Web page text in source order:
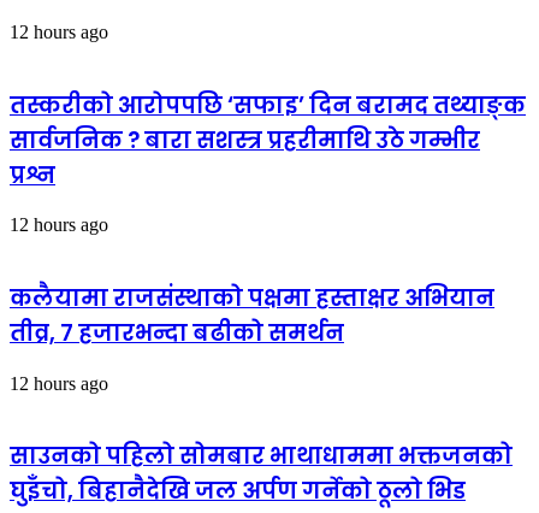
12 hours ago
तस्करीको आरोपपछि ‘सफाइ’ दिन बरामद तथ्याङ्क
सार्वजनिक ? बारा सशस्त्र प्रहरीमाथि उठे गम्भीर
प्रश्न
12 hours ago
कलैयामा राजसंस्थाको पक्षमा हस्ताक्षर अभियान
तीव्र, ७ हजारभन्दा बढीको समर्थन
12 hours ago
साउनको पहिलो सोमबार भाथाधाममा भक्तजनको
घुइँचो, बिहानैदेखि जल अर्पण गर्नेको ठूलो भिड